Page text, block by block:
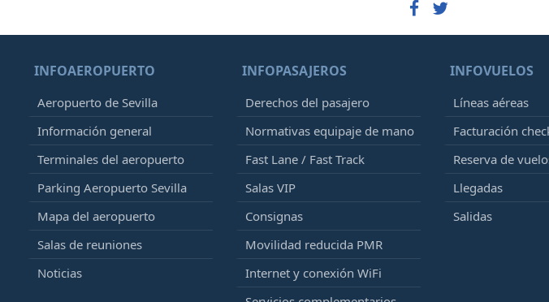
INFOAEROPUERTO
Aeropuerto de Sevilla
Información general
Terminales del aeropuerto
Parking Aeropuerto Sevilla
Mapa del aeropuerto
Salas de reuniones
Noticias
INFOPASAJEROS
Derechos del pasajero
Normativas equipaje de mano
Fast Lane / Fast Track
Salas VIP
Consignas
Movilidad reducida PMR
Internet y conexión WiFi
INFOVUELOS
Líneas aéreas
Facturación
Reserva de
Llegadas
Salidas